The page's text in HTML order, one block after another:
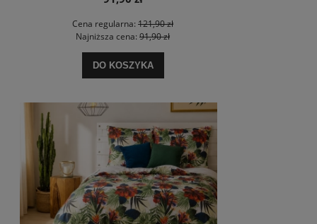
Cena regularna: 121,90 zł
Najniższa cena: 91,90 zł
DO KOSZYKA